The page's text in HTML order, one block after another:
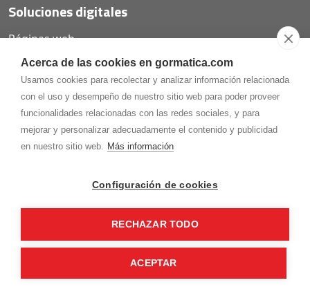
Acerca de las cookies en gormatica.com
Usamos cookies para recolectar y analizar información relacionada
con el uso y desempeño de nuestro sitio web para poder proveer
funcionalidades relacionadas con las redes sociales, y para
mejorar y personalizar adecuadamente el contenido y publicidad
en nuestro sitio web. Más información
Configuración de cookies
RECHAZAR TODO
ACEPTAR
Soluciones digitales
Páginas web
Tiendas online
975.368.262
¡Síguenos en nuestras redes!